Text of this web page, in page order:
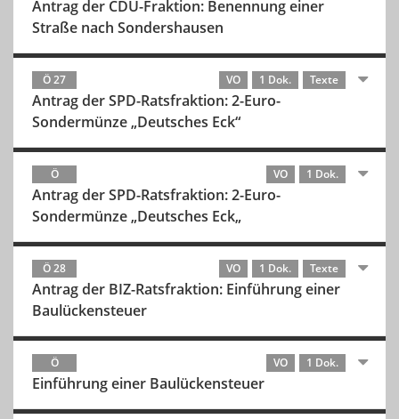
Antrag der CDU-Fraktion: Benennung einer
Straße nach Sondershausen
Ö 27 VO 1 Dok. Texte
Antrag der SPD-Ratsfraktion: 2-Euro-
Sondermünze „Deutsches Eck“
Ö VO 1 Dok.
Antrag der SPD-Ratsfraktion: 2-Euro-
Sondermünze „Deutsches Eck„
Ö 28 VO 1 Dok. Texte
Antrag der BIZ-Ratsfraktion: Einführung einer
Baulückensteuer
Ö VO 1 Dok.
Einführung einer Baulückensteuer